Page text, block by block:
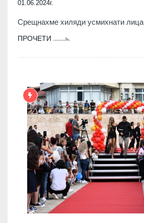
01.06.2024г.
Срещнахме хиляди усмихнати лица
ПРОЧЕТИ